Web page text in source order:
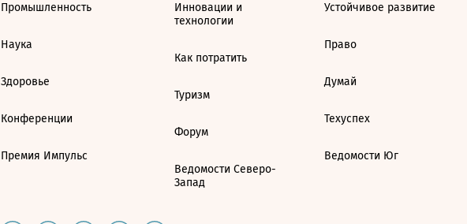
Промышленность
Наука
Здоровье
Конференции
Премия Импульс
Инновации и
технологии
Как потратить
Туризм
Форум
Ведомости Северо-
Запад
Устойчивое развитие
Право
Думай
Техуспех
Ведомости Юг